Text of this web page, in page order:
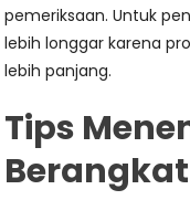
pemeriksaan. Untuk
lebih longgar karena
lebih panjang.
Tips